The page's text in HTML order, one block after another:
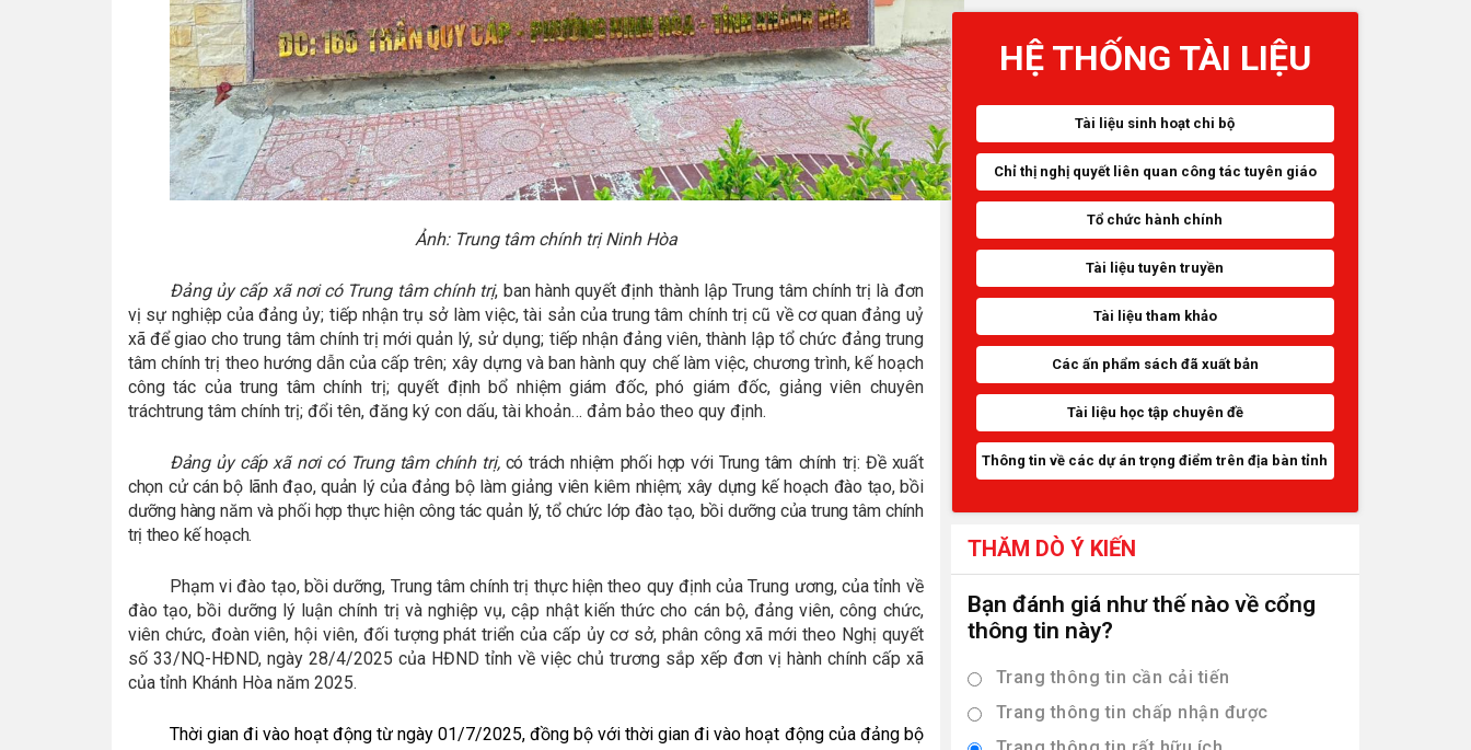
Ảnh: Trung tâm chính trị Ninh Hòa
Đảng ủy cấp xã nơi có Trung tâm chính trị, ban hành quyết định thành lập Trung tâm chính trị là đơn
vị sự nghiệp của đảng ủy; tiếp nhận trụ sở làm việc, tài sản của trung tâm chính trị cũ về cơ quan đảng uỷ
xã để giao cho trung tâm chính trị mới quản lý, sử dụng; tiếp nhận đảng viên, thành lập tổ chức đảng trung
tâm chính trị theo hướng dẫn của cấp trên; xây dựng và ban hành quy chế làm việc, chương trình, kế hoạch
công tác của trung tâm chính trị; quyết định bổ nhiệm giám đốc, phó giám đốc, giảng viên chuyên
tráchtrung tâm chính trị; đổi tên, đăng ký con dấu, tài khoản… đảm bảo theo quy định.
Đảng ủy cấp xã nơi có Trung tâm chính trị, có trách nhiệm phối hợp với Trung tâm chính trị: Đề xuất
chọn cử cán bộ lãnh đạo, quản lý của đảng bộ làm giảng viên kiêm nhiệm; xây dựng kế hoạch đào tạo, bồi
dưỡng hàng năm và phối hợp thực hiện công tác quản lý, tổ chức lớp đào tạo, bồi dưỡng của trung tâm chính
trị theo kế hoạch.
Phạm vi đào tạo, bồi dưỡng, Trung tâm chính trị thực hiện theo quy định của Trung ương, của tỉnh về
đào tạo, bồi dưỡng lý luận chính trị và nghiệp vụ, cập nhật kiến thức cho cán bộ, đảng viên, công chức,
viên chức, đoàn viên, hội viên, đối tượng phát triển của cấp ủy cơ sở, phân công xã mới theo Nghị quyết
số 33/NQ-HĐND, ngày 28/4/2025 của HĐND tỉnh về việc chủ trương sắp xếp đơn vị hành chính cấp xã
của tỉnh Khánh Hòa năm 2025.
Thời gian đi vào hoạt động từ ngày 01/7/2025, đồng bộ với thời gian đi vào hoạt động của đảng bộ
HỆ THỐNG TÀI LIỆU
Tài liệu sinh hoạt chi bộ
Chỉ thị nghị quyết liên quan công tác tuyên giáo
Tổ chức hành chính
Tài liệu tuyên truyền
Tài liệu tham khảo
Các ấn phẩm sách đã xuất bản
Tài liệu học tập chuyên đề
Thông tin về các dự án trọng điểm trên địa bàn tỉnh
THĂM DÒ Ý KIẾN
Bạn đánh giá như thế nào về cổng
thông tin này?
Trang thông tin cần cải tiến
Trang thông tin chấp nhận được